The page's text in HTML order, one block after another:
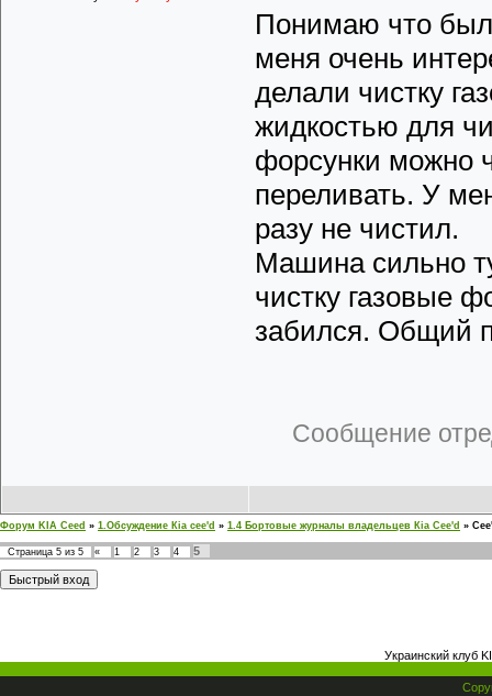
Понимаю что
меня очень
делали чистку
жидкостью для
форсунки можно
переливать. У
разу не чистил.
Машина сильно
чистку газовые
забился. Общий
Сообщение
Форум KIA Ceed » 1.Обсуждение Кia cee'd » 1.4 Бортовые журналы владельцев Кia Cee'd »
Страница 5 из 5 « 1 2 3 4 5
Украинский клуб